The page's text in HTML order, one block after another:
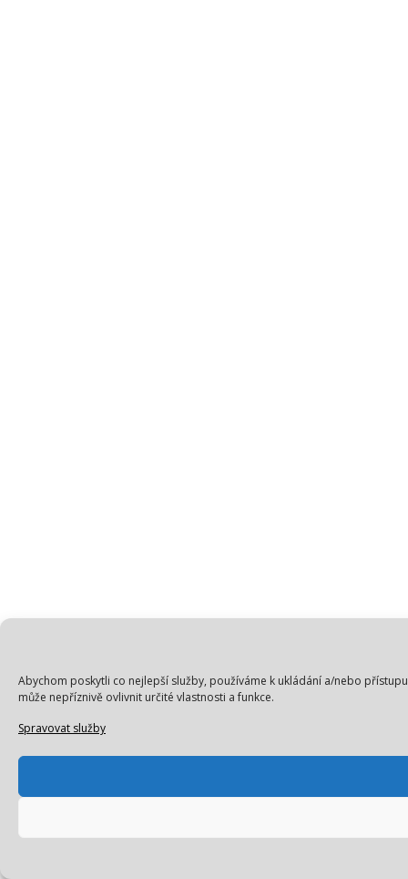
Abychom poskytli co nejlepší služby, používáme k ukládání a/nebo
může nepříznivě ovlivnit určité vlastnosti a funkce.
Spravovat služby